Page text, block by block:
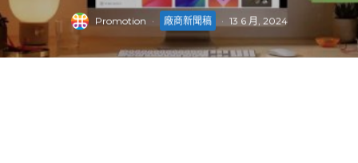
Promotion · 廠商新聞稿 · 13 6 月, 2024